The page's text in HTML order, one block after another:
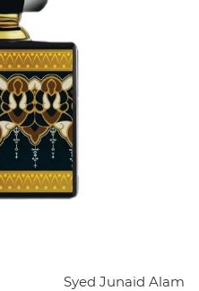
Syed Junaid Alam